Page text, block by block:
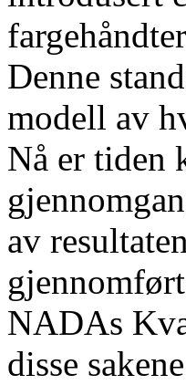
Denne
modell av
Nå er tiden
av
NADAs
disse